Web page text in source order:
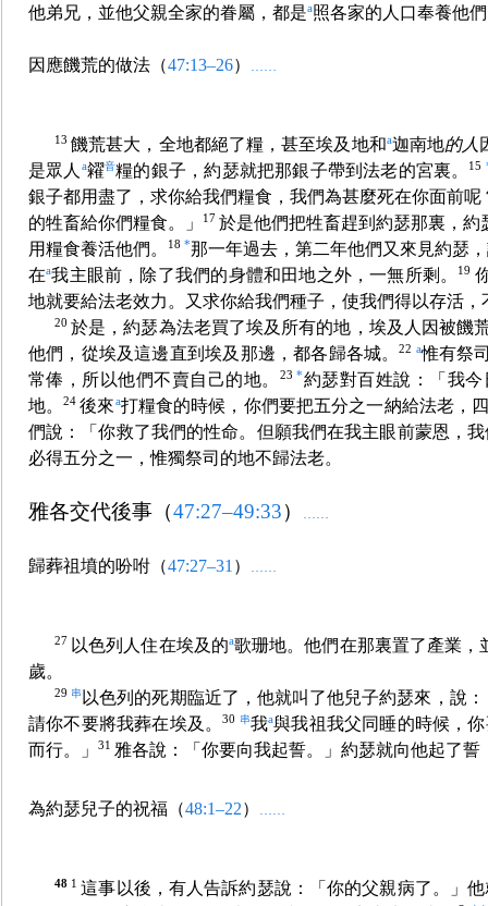
他弟兄，並他父親全家的眷屬，都是a照各家的人口奉養他
因應饑荒的做法（47:13–26） ……
13饑荒甚大，全地都絕了糧，甚至埃及地和a迦南地的人
是眾人 a糴音糧的銀子，約瑟就把那銀子帶到法老的宮裏。 15
銀子都用盡了，求你給我們糧食，我們為甚麼死在你面前呢
的牲畜給你們糧食。」
17於是他們把牲畜趕到約瑟那裏，
用糧食養活他們。
18*那一年過去，第二年他們又來見約瑟
在a我主眼前，除了我們的身體和田地之外，一無所剩。 19
地就要給法老效力。又求你給我們種子，使我們得以存活
20於是，約瑟為法老買了埃及所有的地，埃及人因被饑
他們，從埃及這邊直到埃及那邊，都各歸各城。22 a惟有祭
常俸，所以他們不賣自己的地。
23*約瑟對百姓說：「我
地。24後來a打糧食的時候，你們要把五分之一納給法老，
們說：「你救了我們的性命。但願我們在我主眼前蒙恩，
必得五分之一，惟獨祭司的地不歸法老。
雅各交代後事（47:27–49:33）
歸葬祖墳的吩咐（47:27–31 ）
27 以色列人住在埃及的a歌珊地。他們在那裏置了產業，
歲。
29 串 以色列的死期臨近了，他就叫了他兒子約瑟來，說
請你不要將我葬在埃及。30 串我a與我祖我父同睡的時候，
而行。」
31 雅各說：「你要向我起誓。」約瑟就向他起了誓
為約瑟兒子的祝福（48:1–22） ……
48 1這事以後，有人告訴約瑟說：「你的父親病了。」他